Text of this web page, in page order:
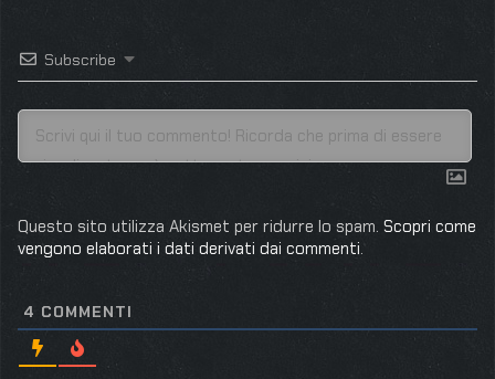
Subscribe
Questo sito utilizza Akismet per ridurre lo spam. Scopri come
vengono elaborati i dati derivati dai commenti.
4 COMMENTI